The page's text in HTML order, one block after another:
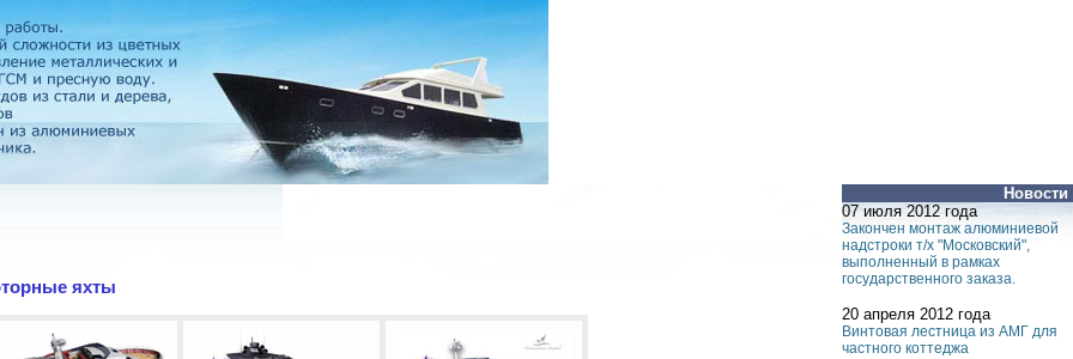
Новости
07 июля 2012 года
Закончен монтаж алюминиевой
надстроки т/х "Московский",
выполненный в рамках
государственного заказа.
20 апреля 2012 года
Винтовая лестница из АМГ для
частного коттеджа
яхты